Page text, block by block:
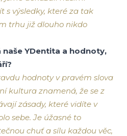
s výsledky, které za tak
trhu již dlouho nikdo
naše YDentita a hodnoty,
hodnoty v pravém slova
kultura znamená, že se z
zásady, které vidíte v
sebe. Je úžasné to
chuť a sílu každou věc,